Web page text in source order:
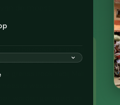
de meest
te bezoeken langs de
2-advies van het
grensstrook nabij Mali
westerse
worden geregeld, en